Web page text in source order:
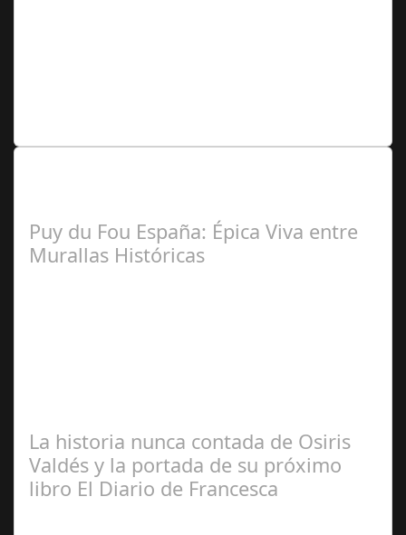
Puy du Fou España: Épica Viva entre
Murallas Históricas
La historia nunca contada de Osiris
Valdés y la portada de su próximo
libro El Diario de Francesca